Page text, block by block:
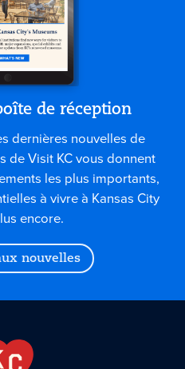
de réception
dernières nouvelles de
de Visit KC vous donnent
les plus importants,
à vivre à Kansas City
encore.
nouvelles